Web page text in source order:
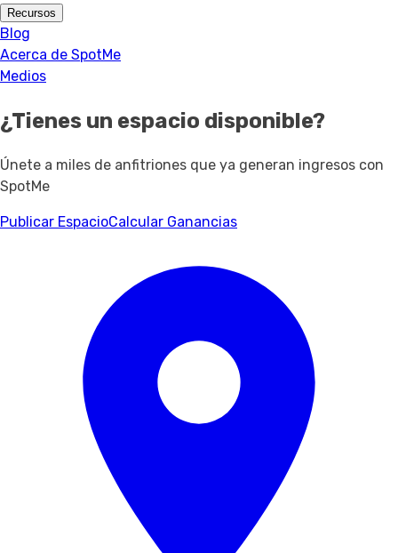
Recursos
Blog
Acerca de SpotMe
Medios
¿Tienes un espacio disponible?
Únete a miles de anfitriones que ya generan ingresos con
SpotMe
Publicar EspacioCalcular Ganancias